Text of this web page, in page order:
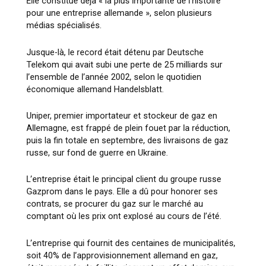
pour une entreprise allemande », selon plusieurs
médias spécialisés.
Jusque-là, le record était détenu par Deutsche
Telekom qui avait subi une perte de 25 milliards sur
l’ensemble de l’année 2002, selon le quotidien
économique allemand Handelsblatt.
Uniper, premier importateur et stockeur de gaz en
Allemagne, est frappé de plein fouet par la réduction,
puis la fin totale en septembre, des livraisons de gaz
russe, sur fond de guerre en Ukraine.
L’entreprise était le principal client du groupe russe
Gazprom dans le pays. Elle a dû pour honorer ses
contrats, se procurer du gaz sur le marché au
comptant où les prix ont explosé au cours de l’été.
L’entreprise qui fournit des centaines de municipalités,
soit 40% de l’approvisionnement allemand en gaz,